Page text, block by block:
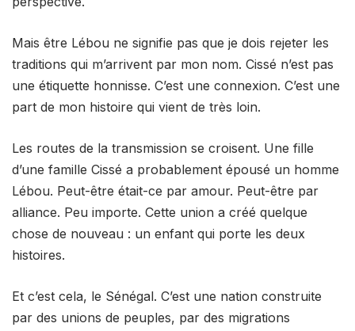
Mais être Lébou ne signifie pas que je dois rejeter les
traditions qui m’arrivent par mon nom. Cissé n’est pas
une étiquette honnisse. C’est une connexion. C’est une
part de mon histoire qui vient de très loin.
Les routes de la transmission se croisent. Une fille
d’une famille Cissé a probablement épousé un homme
Lébou. Peut-être était-ce par amour. Peut-être par
alliance. Peu importe. Cette union a créé quelque
chose de nouveau : un enfant qui porte les deux
histoires.
Et c’est cela, le Sénégal. C’est une nation construite
par des unions de peuples, par des migrations